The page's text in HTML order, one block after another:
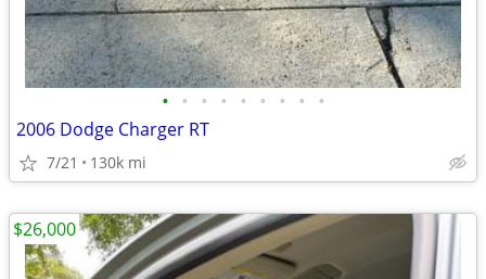
• • • • • • • • •
2006 Dodge Charger RT
7/21 130k mi
$26,000